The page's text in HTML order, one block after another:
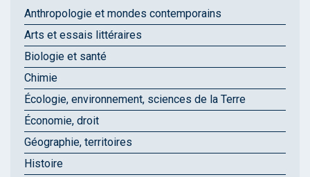
Anthropologie et mondes contemporains
Arts et essais littéraires
Biologie et santé
Chimie
Écologie, environnement, sciences de la Terre
Économie, droit
Géographie, territoires
Histoire